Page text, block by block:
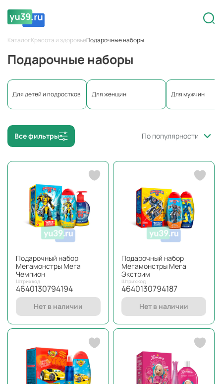
КаталогКрасота и здоровьеПодарочные наборы
Подарочные наборы
Для детей и подростков Для женщин Для мужчин
Все фильтры По популярности
Подарочный набор
Мегамонстры Мега
Чемпион
Штрихкод
4640130794194
Нет в наличии
Подарочный набор
Мегамонстры Мега
Экстрим
Штрихкод
4640130794187
Нет в наличии